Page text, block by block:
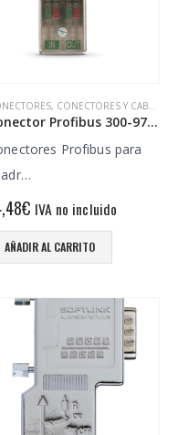
, CONECTORES Y CABLES
Conector Profibus 300-972-BA2000
Profibus para
€ IVA no incluido
AÑADIR AL CARRITO